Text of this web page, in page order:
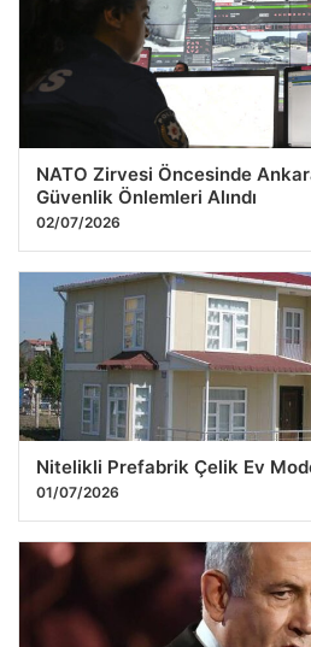
NATO Zirvesi Öncesinde
Güvenlik Önlemleri Alındı
02/07/2026
Nitelikli Prefabrik Çelik Ev
01/07/2026